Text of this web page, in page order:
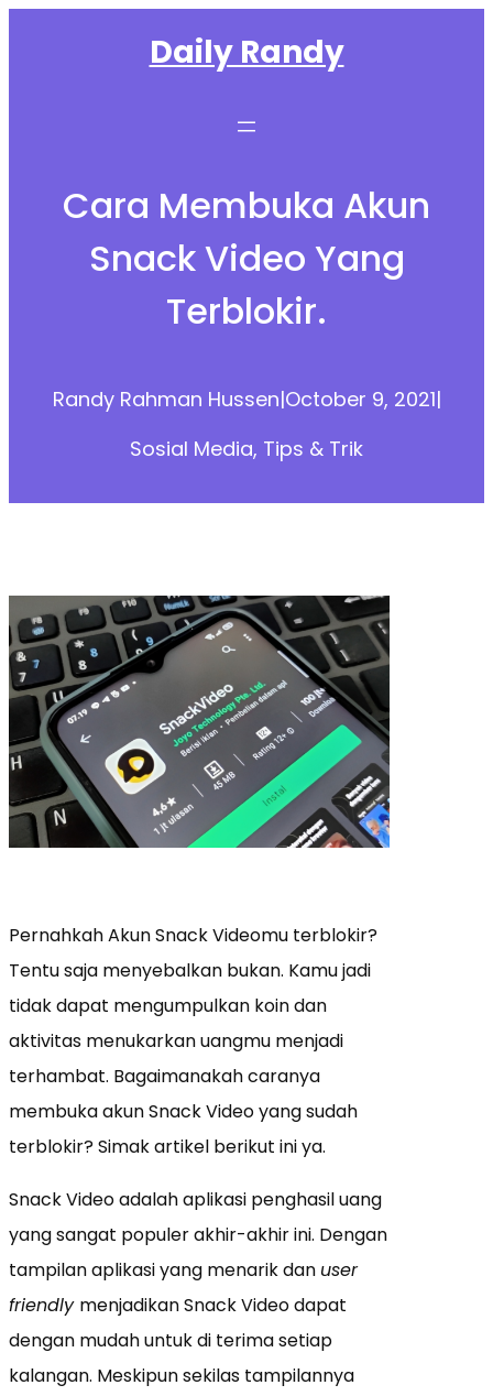
Daily Randy
Cara Membuka Akun
Snack Video Yang
Terblokir.
Randy Rahman Hussen|October 9, 2021|
Sosial Media, Tips & Trik
Pernahkah Akun Snack Videomu terblokir?
Tentu saja menyebalkan bukan. Kamu jadi
tidak dapat mengumpulkan koin dan
aktivitas menukarkan uangmu menjadi
terhambat. Bagaimanakah caranya
membuka akun Snack Video yang sudah
terblokir? Simak artikel berikut ini ya.
Snack Video adalah aplikasi penghasil uang
yang sangat populer akhir-akhir ini. Dengan
tampilan aplikasi yang menarik dan user
friendly menjadikan Snack Video dapat
dengan mudah untuk di terima setiap
kalangan. Meskipun sekilas tampilannya